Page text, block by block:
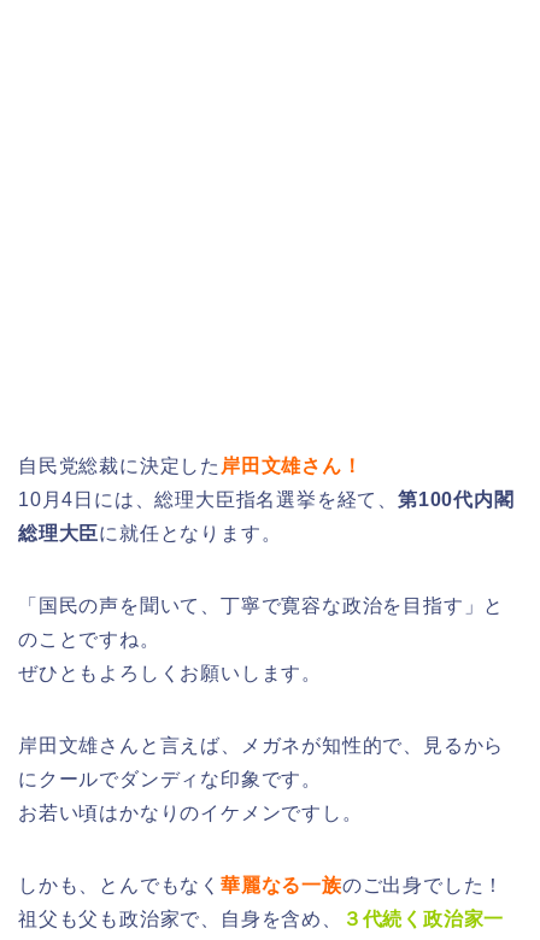
自民党総裁に決定した 岸田文雄さん！
10月4日には、総理大臣指名選挙を経て、 第100代内閣
総理大臣に就任となります。
「国民の声を聞いて、丁寧で寛容な政治を目指す」と
のことですね。
ぜひともよろしくお願いします。
岸田文雄さんと言えば、メガネが知性的で、見るから
にクールでダンディな印象です。
お若い頃はかなりのイケメンですし。
しかも、とんでもなく 華麗なる一族のご出身でした！
祖父も父も政治家で、自身を含め、
３代続く政治家一